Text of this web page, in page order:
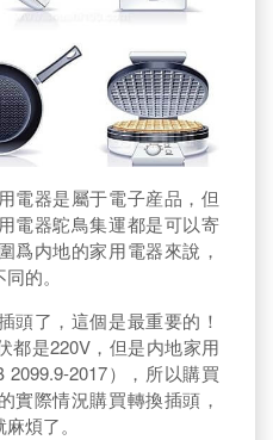
電器是屬于電子産品，但
電器鴕鳥集運都是可以寄
爲内地的家用電器來說，
的。
頭了，這個是最重要的！
都是220V，但是内地家用
2017），所以購買
實際情況購買轉換插頭，
煩了。